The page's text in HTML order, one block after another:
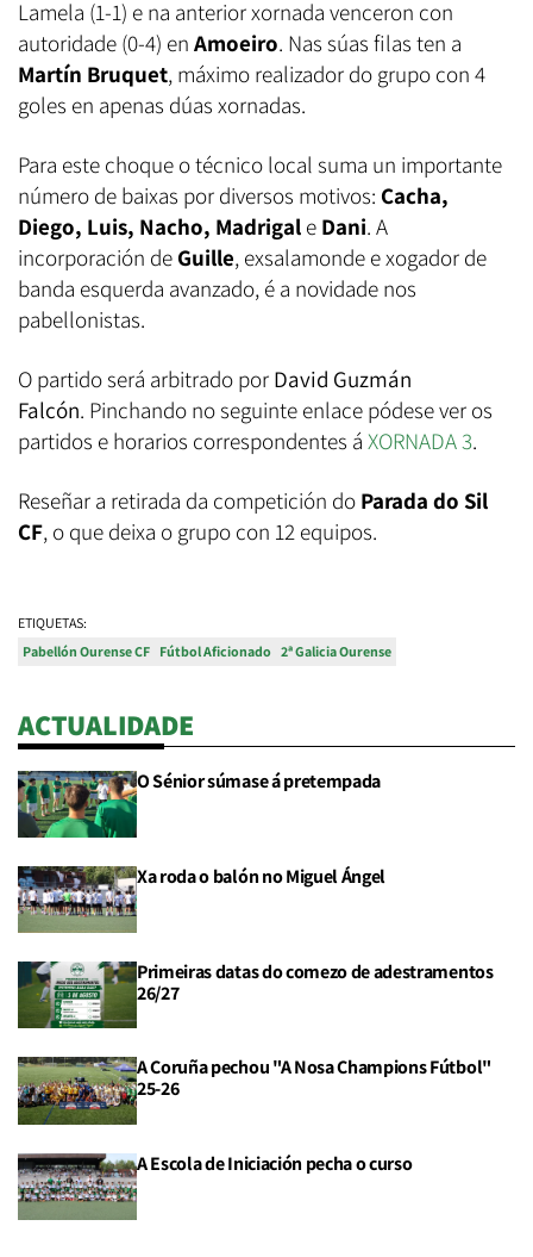
Lamela (1-1) e na anterior xornada venceron con
autoridade (0-4) en Amoeiro. Nas súas filas ten a
Martín Bruquet, máximo realizador do grupo con 4
goles en apenas dúas xornadas.
Para este choque o técnico local suma un importante
número de baixas por diversos motivos: Cacha,
Diego, Luis, Nacho, Madrigal e Dani. A
incorporación de Guille, exsalamonde e xogador de
banda esquerda avanzado, é a novidade nos
pabellonistas.
O partido será arbitrado por David Guzmán
Falcón. Pinchando no seguinte enlace pódese ver os
partidos e horarios correspondentes á XORNADA 3.
Reseñar a retirada da competición do Parada do Sil
CF, o que deixa o grupo con 12 equipos.
ETIQUETAS:
Pabellón Ourense CF Fútbol Aficionado 2ª Galicia Ourense
ACTUALIDADE
O Sénior súmase á pretempada
Xa roda o balón no Miguel Ángel
Primeiras datas do comezo de adestramentos
26/27
A Coruña pechou "A Nosa Champions Fútbol"
25-26
A Escola de Iniciación pecha o curso